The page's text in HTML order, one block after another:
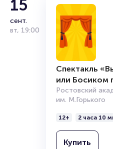
15
сент.
вт, 19:00
Спектакль
или Босиком
Ростовский
им. М.Горького
12+ 2 часа 10
Купить